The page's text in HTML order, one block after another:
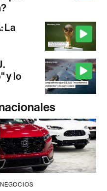
La
y lo
NEGOCIOS